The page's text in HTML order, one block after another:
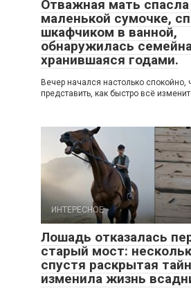
Отважная мать
маленькой сумочке,
шкафчиком в ванной,
обнаружилась
хранившаяся годами.
Вечер начался настолько спокойно,
представить, как быстро всё
ИНТЕРЕСНОЕ
Лошадь отказалась
старый мост:
спустя раскрытая
изменила жизнь